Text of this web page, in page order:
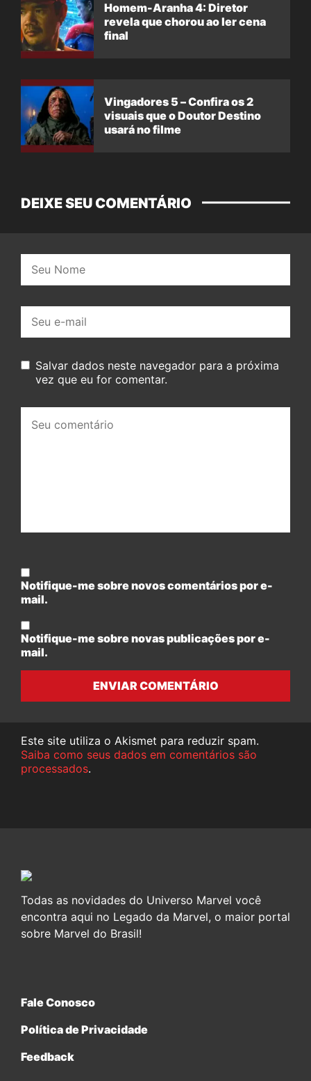
Homem-Aranha 4: Diretor
revela que chorou ao ler cena
final
Vingadores 5 – Confira os 2
visuais que o Doutor Destino
usará no filme
DEIXE SEU COMENTÁRIO
mail:
Salvar dados neste navegador para a próxima
vez que eu for comentar.
comentário:
Notifique-me sobre novos comentários por e-
mail.
Notifique-me sobre novas publicações por e-
mail.
ENVIAR COMENTÁRIO
Este site utiliza o Akismet para reduzir spam.
Saiba como seus dados em comentários são
processados.
Todas as novidades do Universo Marvel você
encontra aqui no Legado da Marvel, o maior portal
sobre Marvel do Brasil!
Fale Conosco
Política de Privacidade
Feedback